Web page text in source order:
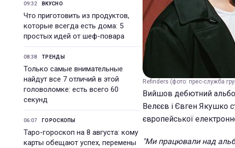
09:32 ВКУСНО
Что приготовить из продуктов,
которые всегда есть дома: 5
простых идей от шеф-повара
08:38 ТРЕНДЫ
Только самые внимательные
найдут все 7 отличий в этой
головоломке: есть всего 60
секунд
06:07 ГОРОСКОПЫ
Таро-гороскоп на 8 августа: кому
карты обещают успех, перемены
Refinders (фото: прес-служба
Вийшов дебютний
Велєєв і Євген Якушко
європейської
"Ми працювали над